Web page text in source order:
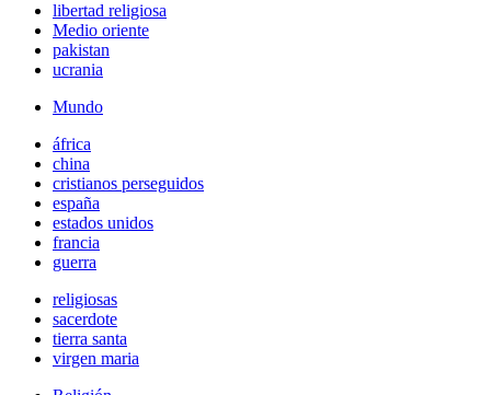
libertad religiosa
Medio oriente
pakistan
ucrania
Mundo
áfrica
china
cristianos perseguidos
españa
estados unidos
francia
guerra
religiosas
sacerdote
tierra santa
virgen maria